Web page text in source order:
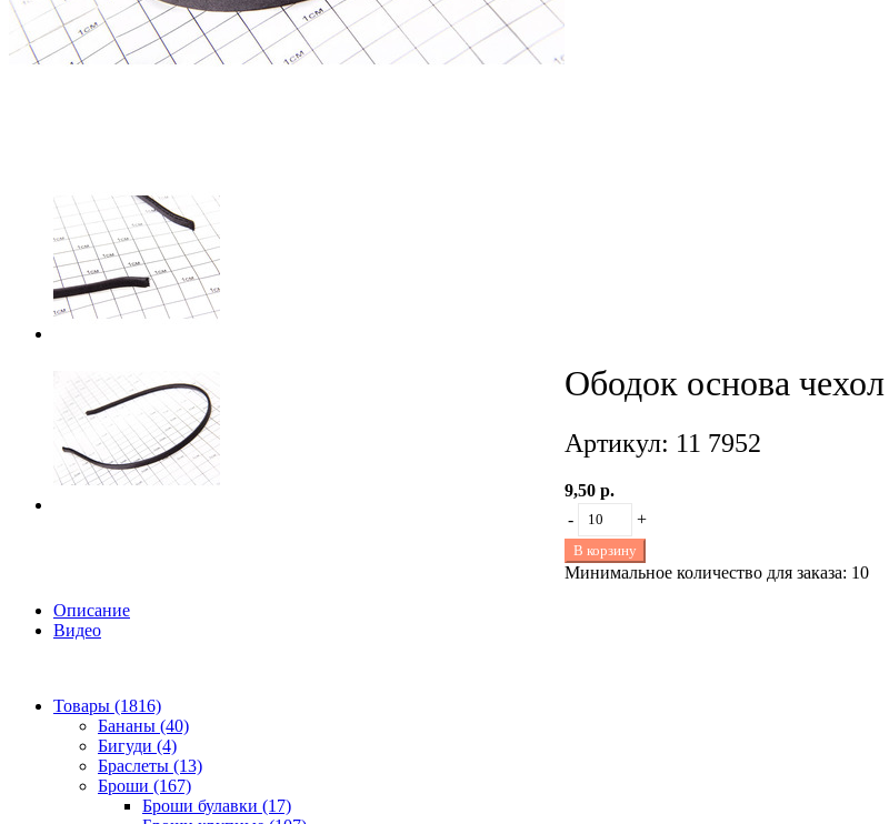
Ободок основа чехол
Артикул: 11 7952
9,50 р.
-
+
В корзину
Минимальное количество для заказа: 10
Описание
Видео
Товары (1816)
Бананы (40)
Бигуди (4)
Браслеты (13)
Броши (167)
Броши булавки (17)